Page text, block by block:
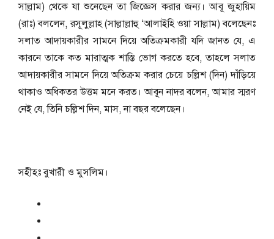
সাল্লাম) থেকে যা শুনেছেন তা জিজ্ঞেস করার জন্য। আবূ জুহায়িম
(রাঃ) বললেন, রসূলুল্লাহ (সাল্লাল্লাহু ‘আলাইহি ওয়া সাল্লাম) বলেছেনঃ
সলাত আদায়কারীর সামনে দিয়ে অতিক্রমকারী যদি জানত যে, এ
কারনে তাকে কত মারাত্মক শাস্তি ভোগ করতে হবে, তাহলে সলাত
আদায়কারীর সামনে দিয়ে অতিক্রম করার চেয়ে চল্লিশ (দিন) দাঁড়িয়ে
থাকাও অধিকতর উত্তম মনে করত। আবূন নাদর বলেন, আমার স্মরণ
নেই যে, তিনি চল্লিশ দিন, মাস, না বছর বলেছেন।
সহীহঃ বুখারী ও মুসলিম।